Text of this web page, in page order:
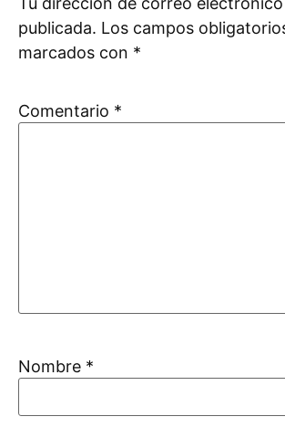
publicada. Los campos
marcados con *
Comentario *
Nombre *